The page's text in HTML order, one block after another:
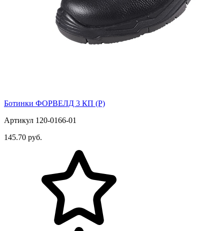
Ботинки ФОРВЕЛД 3 КП (Р)
Артикул 120-0166-01
145.70 руб.